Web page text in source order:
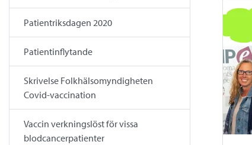
Patientriksdagen 2020
Patientinflytande
Skrivelse Folkhälsomyndigheten
Covid-vaccination
Vaccin verkningslöst för vissa
blodcancerpatienter